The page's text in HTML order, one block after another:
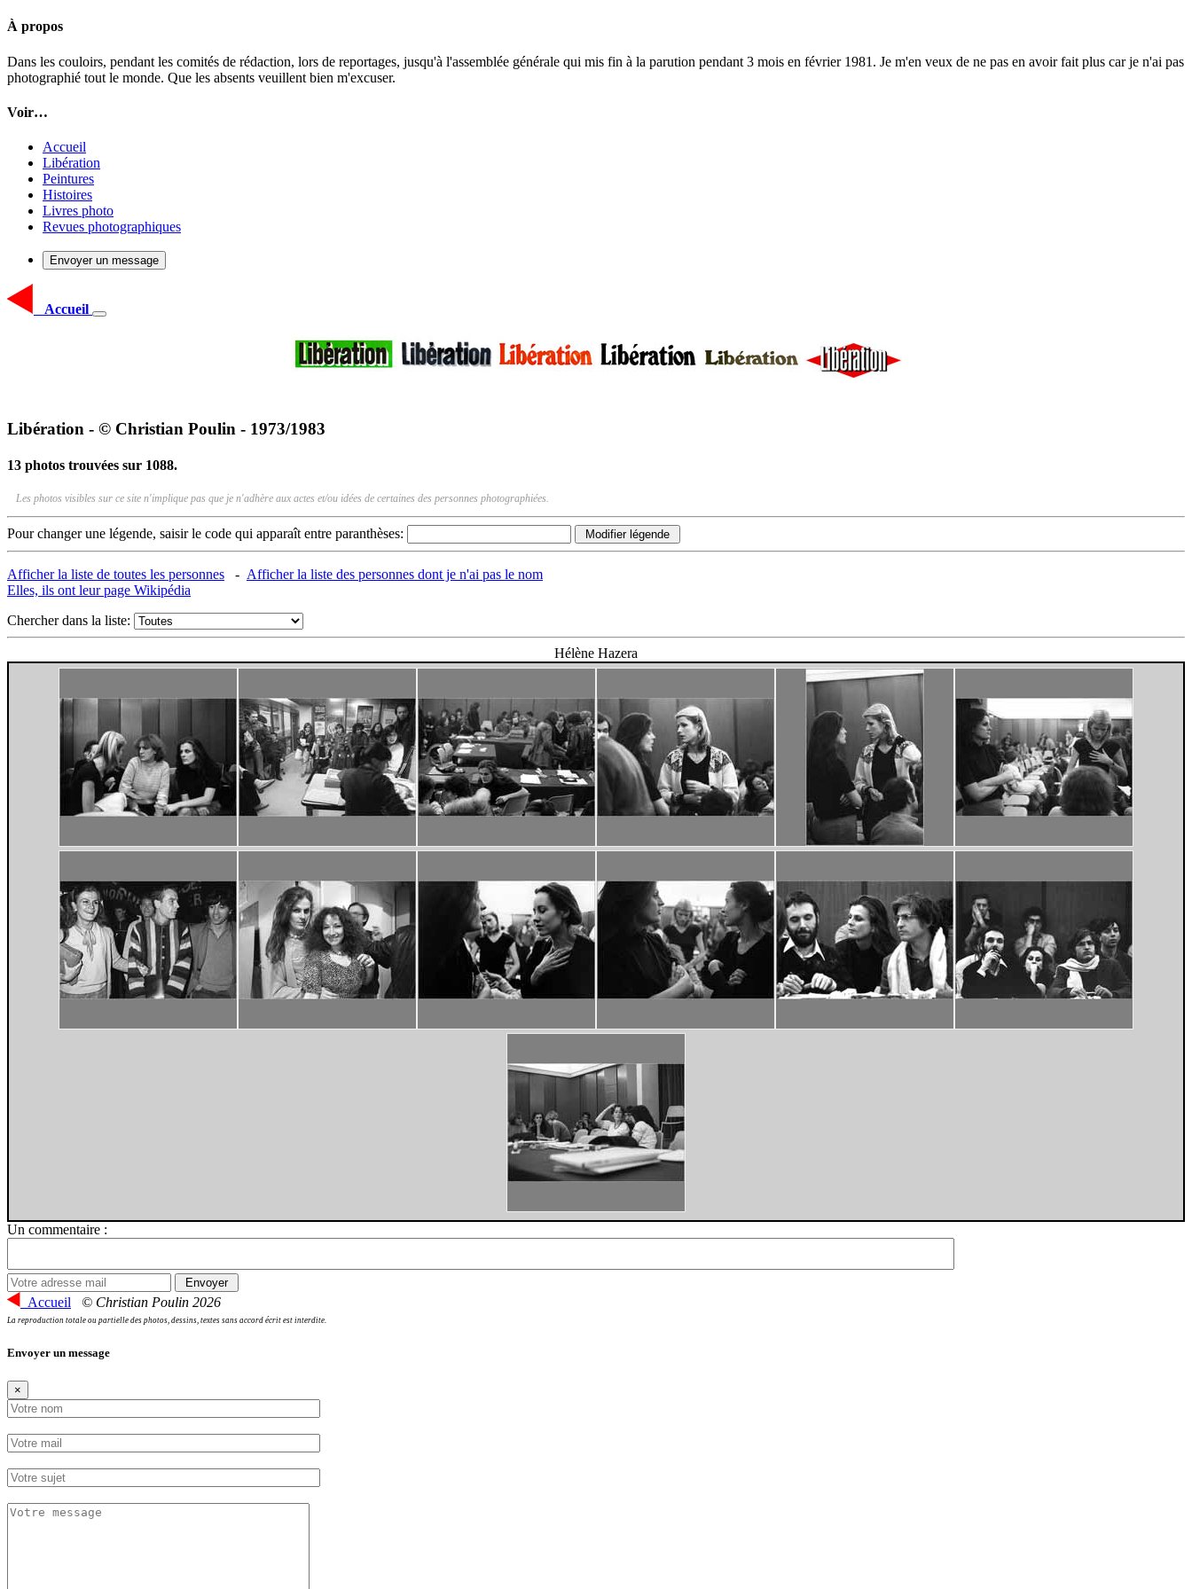
À propos
Dans les couloirs, pendant les comités de rédaction, lors de reportages, jusqu'à l'assemblée générale qui mis fin à la parution pendant 3 mois en février 1981. Je m'en veux de ne pas en avoir fait plus car je n'ai pas
photographié tout le monde. Que les absents veuillent bien m'excuser.
Voir…
Accueil
Libération
Peintures
Histoires
Livres photo
Revues photographiques
Envoyer un message
Accueil
Libération - © Christian Poulin - 1973/1983
13 photos trouvées sur 1088.
Les photos visibles sur ce site n'implique pas que je n'adhère aux actes et/ou idées de certaines des personnes photographiées.
Pour changer une légende, saisir le code qui apparaît entre paranthèses:
Afficher la liste de toutes les personnes - Afficher la liste des personnes dont je n'ai pas le nom
Elles, ils ont leur page Wikipédia
Chercher dans la liste:
Hélène Hazera
Un commentaire :
Accueil © Christian Poulin 2026
La reproduction totale ou partielle des photos, dessins, textes sans accord écrit est interdite.
Envoyer un message
×